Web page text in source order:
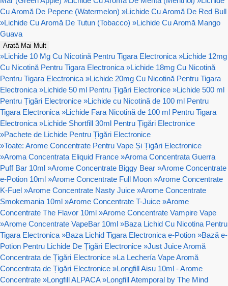
Cu Aromă De Pepene (Watermelon) »Lichide Cu Aromă De Red Bull
»Lichide Cu Aromă De Tutun (Tobacco) »Lichide Cu Aromă Mango
Guava
Arată Mai Mult
»Lichide 10 Mg Cu Nicotină Pentru Tigara Electronica »Lichide 12mg
Cu Nicotină Pentru Tigara Electronica »Lichide 18mg Cu Nicotină
Pentru Tigara Electronica »Lichide 20mg Cu Nicotină Pentru Tigara
Electronica »Lichide 50 ml Pentru Țigări Electronice »Lichide 500 ml
Pentru Țigări Electronice »Lichide cu Nicotină de 100 ml Pentru
Tigara Electronica »Lichide Fara Nicotină de 100 ml Pentru Tigara
Electronica »Lichide Shortfill 30ml Pentru Țigări Electronice
»Pachete de Lichide Pentru Țigări Electronice
»Toate: Arome Concentrate Pentru Vape Și Țigări Electronice
»Aroma Concentrata Eliquid France »Aroma Concentrata Guerra
Puff Bar 10ml »Arome Concentrate Biggy Bear »Arome Concentrate
e-Potion 10ml »Arome Concentrate Full Moon »Arome Concentrate
K-Fuel »Arome Concentrate Nasty Juice »Arome Concentrate
Smokemania 10ml »Arome Concentrate T-Juice »Arome
Concentrate The Flavor 10ml »Arome Concentrate Vampire Vape
»Arome Concentrate VapeBar 10ml »Baza Lichid Cu Nicotina Pentru
Tigara Electronica »Baza Lichid Tigara Electronica e-Potion »Bază e-
Potion Pentru Lichide De Țigări Electronice »Just Juice Aromă
Concentrata de Țigări Electronice »La Lechería Vape Aromă
Concentrata de Țigări Electronice »Longfill Aisu 10ml - Arome
Concentrate »Longfill ALPACA »Longfill Atemporal by The Mind